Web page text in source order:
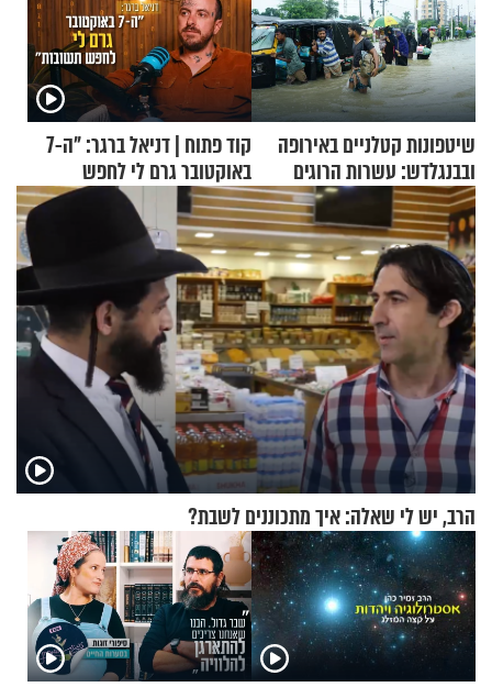
שיטפונות קטלניים באירופה
ובבנגלדש: עשרות הרוגים
ומיליון נפגעים
קוד פתוח | דניאל ברגר: "ה-7
באוקטובר גרם לי לחפש
תשובות"
הרב, יש לי שאלה: איך מתכוננים לשבת?